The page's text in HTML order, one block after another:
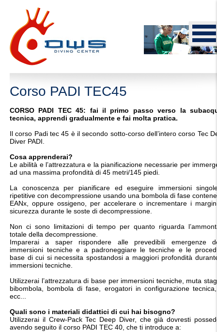
Corso PADI TEC45
CORSO PADI TEC 45: fai il primo passo verso la
tecnica, apprendi gradualmente e fai molta pratica.
Il corso Padi tec 45 è il secondo sotto-corso dell’intero corso Tec
Diver PADI.
Cosa apprenderai?
Le abilità e l’attrezzatura e la pianificazione necessarie per
ad una massima profondità di 45 metri/145 piedi.
La conoscenza per pianificare ed eseguire immersioni
ripetitive con decompressione usando una bombola di fase
EANx, oppure ossigeno, per accelerare o incrementare i
sicurezza durante le soste di decompressione.
Non ci sono limitazioni di tempo per quanto riguarda
totale della decompressione.
Imparerai a saper rispondere alle prevedibili emergenze
immersioni tecniche e a padroneggiare le tecniche e le
base di cui si necessita spostandosi a maggiori profondità
immersioni tecniche.
Utilizzerai l’attrezzatura di base per immersioni tecniche, muta
bibombola, bombola di fase, erogatori in configurazione
ecc...
Quali sono i materiali didattici di cui hai bisogno?
Utilizzerai il Crew-Pack Tec Deep Diver, che già dovresti
avendo seguito il corso PADI TEC 40, che ti introduce a: